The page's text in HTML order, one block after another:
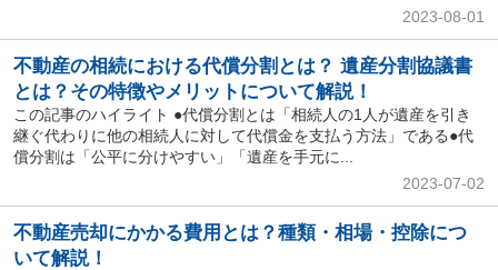
2023-08-01
不動産の相続における代償分割とは？ 遺産分割協議書
とは？その特徴やメリットについて解説！
この記事のハイライト ●代償分割とは「相続人の1人が遺産を引き
継ぐ代わりに他の相続人に対して代償金を支払う方法」である●代
償分割は「公平に分けやすい」「遺産を手元に...
2023-07-02
不動産売却にかかる費用とは？種類・相場・控除につ
いて解説！